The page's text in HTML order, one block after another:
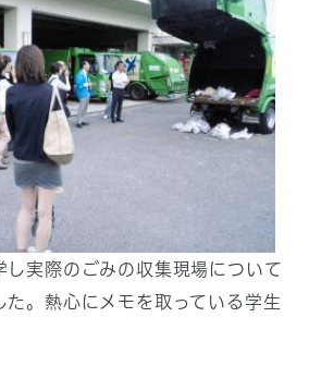
し実際のごみの収集現場について
た。熱心にメモを取っている学生